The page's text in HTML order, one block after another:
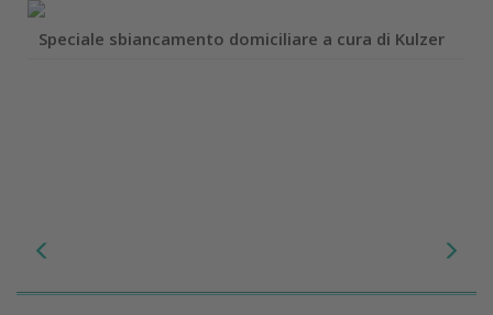
Speciale sbiancamento domiciliare a cura di Kulzer